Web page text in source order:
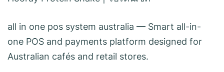
all in one pos system australia — Smart all-in-
one POS and payments platform designed for
Australian cafés and retail stores.